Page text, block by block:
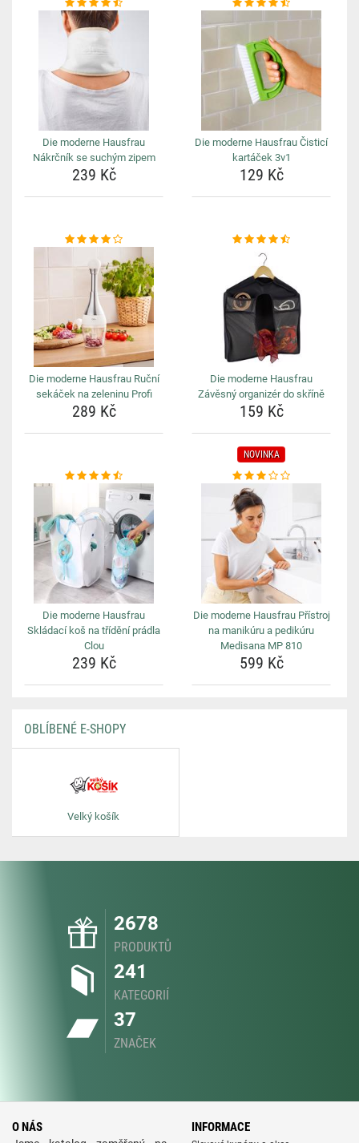
Die moderne Hausfrau
Nákrčník se suchým zipem
239 Kč
Die moderne Hausfrau Čisticí
kartáček 3v1
129 Kč
Die moderne Hausfrau Ruční
sekáček na zeleninu Profi
289 Kč
Die moderne Hausfrau
Závěsný organizér do skříně
159 Kč
Die moderne Hausfrau
Skládací koš na třídění prádla
Clou
239 Kč
NOVINKA
Die moderne Hausfrau Přístroj
na manikúru a pedikúru
Medisana MP 810
599 Kč
OBLÍBENÉ E-SHOPY
Velký košík
2678
PRODUKTŮ
241
KATEGORIÍ
37
ZNAČEK
O NÁS INFORMACE